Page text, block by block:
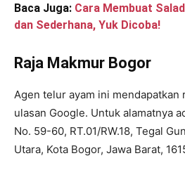
Baca Juga: Cara Membuat
dan Sederhana, Yuk Dicoba!
Raja Makmur Bogor
Agen telur ayam ini mendapatkan
ulasan Google. Untuk alamatnya
No. 59-60, RT.01/RW.18, Tegal
Utara, Kota Bogor, Jawa Barat,